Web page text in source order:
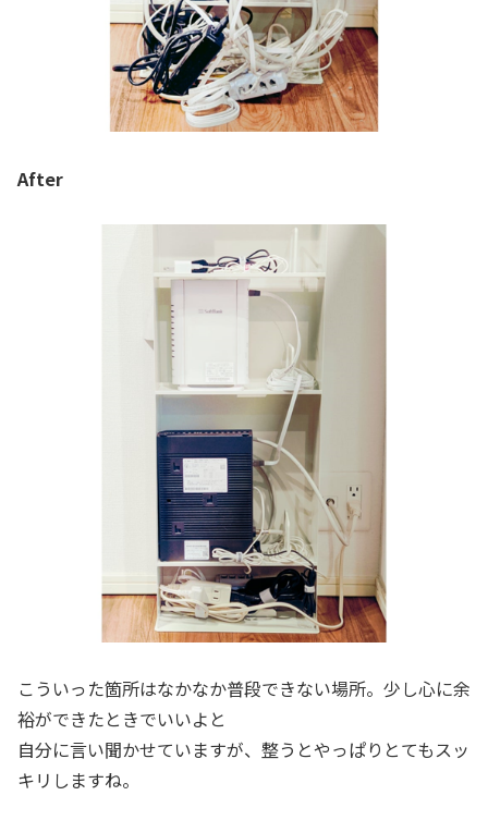
After
こういった箇所はなかなか普段できない場所。少し心に余
裕ができたときでいいよと
自分に言い聞かせていますが、整うとやっぱりとてもスッ
キリしますね。